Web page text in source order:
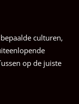
culturen,
op de juiste